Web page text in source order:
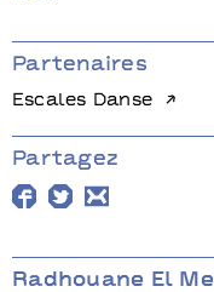
Radhouane El
Partenaires
Escales Danse
Partagez